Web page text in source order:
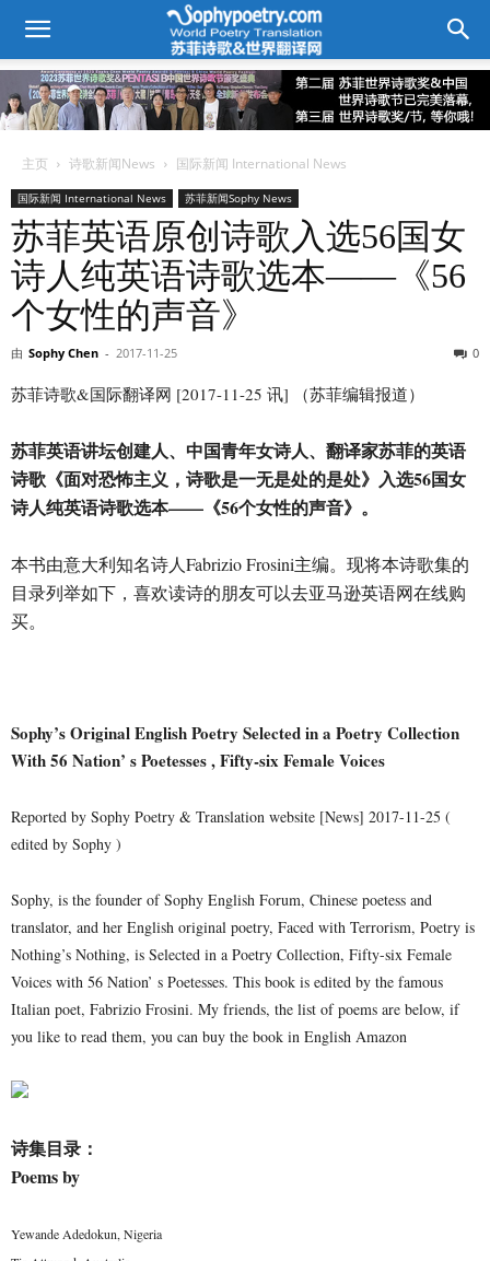
主页 诗歌新闻News 国际新闻 International News
国际新闻 International News 苏菲新闻Sophy News
苏菲英语原创诗歌入选56国女
诗人纯英语诗歌选本——《56
个女性的声音》
由 Sophy Chen - 2017-11-25 0
苏菲诗歌&国际翻译网 [2017-11-25 讯] （苏菲编辑报道）
苏菲英语讲坛创建人、中国青年女诗人、翻译家苏菲的英语
诗歌《面对恐怖主义，诗歌是一无是处的是处》入选56国女
诗人纯英语诗歌选本——《56个女性的声音》。
本书由意大利知名诗人Fabrizio Frosini主编。现将本诗歌集的
目录列举如下，喜欢读诗的朋友可以去亚马逊英语网在线购
买。
Sophy’s Original English Poetry Selected in a Poetry Collection
With 56 Nation’ s Poetesses , Fifty-six Female Voices
Reported by Sophy Poetry & Translation website [News] 2017-11-25 (
edited by Sophy )
Sophy, is the founder of Sophy English Forum, Chinese poetess and
translator, and her English original poetry, Faced with Terrorism, Poetry is
Nothing’s Nothing, is Selected in a Poetry Collection, Fifty-six Female
Voices with 56 Nation’ s Poetesses. This book is edited by the famous
Italian poet, Fabrizio Frosini. My friends, the list of poems are below, if
you like to read them, you can buy the book in English Amazon
诗集目录：
Poems by
Yewande Adedokun, Nigeria